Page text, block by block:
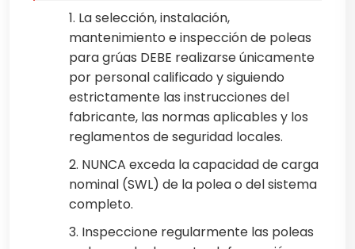
1. La selección, instalación,
mantenimiento e inspección de poleas
para grúas DEBE realizarse únicamente
por personal calificado y siguiendo
estrictamente las instrucciones del
fabricante, las normas aplicables y los
reglamentos de seguridad locales.
2. NUNCA exceda la capacidad de carga
nominal (SWL) de la polea o del sistema
completo.
3. Inspeccione regularmente las poleas